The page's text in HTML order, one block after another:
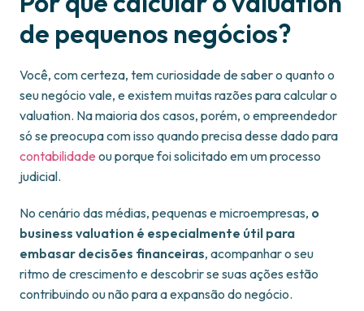
de pequenos negócios?
Você, com certeza, tem curiosidade de saber o quanto o
seu negócio vale, e existem muitas razões para calcular o
valuation. Na maioria dos casos, porém, o empreendedor
só se preocupa com isso quando precisa desse dado para
contabilidade ou porque foi solicitado em um processo
judicial.
No cenário das médias, pequenas e microempresas, o
business valuation é especialmente útil para
embasar decisões financeiras, acompanhar o seu
ritmo de crescimento e descobrir se suas ações estão
contribuindo ou não para a expansão do negócio.